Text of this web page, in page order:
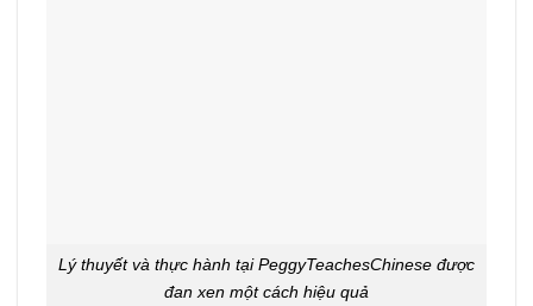
Lý thuyết và thực hành tại PeggyTeachesChinese được
đan xen một cách hiệu quả